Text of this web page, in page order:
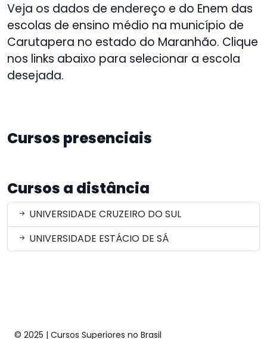
Veja os dados de endereço e do Enem das
escolas de ensino médio na município de
Carutapera no estado do Maranhão. Clique
nos links abaixo para selecionar a escola
desejada.
Cursos presenciais
Cursos a distância
UNIVERSIDADE CRUZEIRO DO SUL
UNIVERSIDADE ESTÁCIO DE SÁ
© 2025 | Cursos Superiores no Brasil